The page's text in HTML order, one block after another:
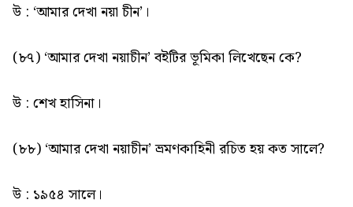
উ : ‘আমার দেখা নয়া চীন’।
(৮৭) ‘আমার দেখা নয়াচীন’ বইটির ভূমিকা লিখেছেন কে?
উ : শেখ হাসিনা।
(৮৮) ‘আমার দেখা নয়াচীন’ ভ্রমণকাহিনী রচিত হয় কত সালে?
উ : ১৯৫৪ সালে।